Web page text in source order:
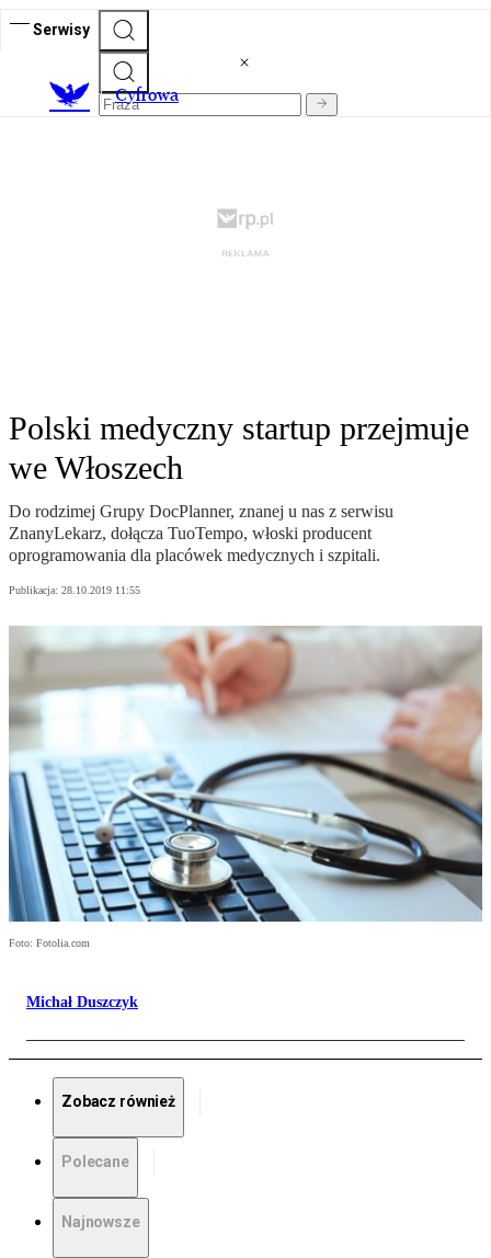
Serwisy
Cyfrowa
Polski medyczny startup przejmuje
we Włoszech
Do rodzimej Grupy DocPlanner, znanej u nas z serwisu
ZnanyLekarz, dołącza TuoTempo, włoski producent
oprogramowania dla placówek medycznych i szpitali.
Publikacja: 28.10.2019 11:55
Foto: Fotolia.com
Michał Duszczyk
Zobacz również
Polecane
Najnowsze